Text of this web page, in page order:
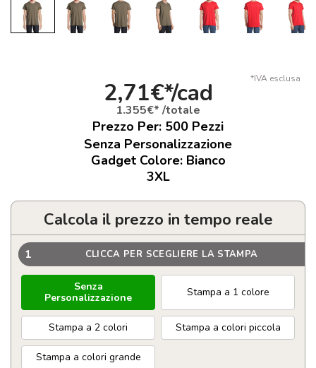
*IVA esclusa
2,71€*/cad
1.355€* /totale
Prezzo Per: 500 Pezzi
Senza Personalizzazione
Gadget Colore: Bianco
3XL
Calcola il prezzo in tempo reale
1 CLICCA PER SCEGLIERE LA STAMPA
Senza
Personalizzazione
Stampa a 1 colore
Stampa a 2 colori Stampa a colori piccola
Stampa a colori grande